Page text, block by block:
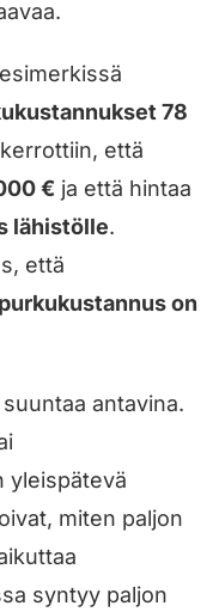
78
että
€ ja että hintaa
lähistölle.
että
on
antavina.
yleispätevä
miten paljon
syntyy paljon